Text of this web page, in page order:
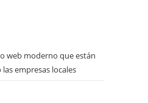
web moderno que están
empresas locales